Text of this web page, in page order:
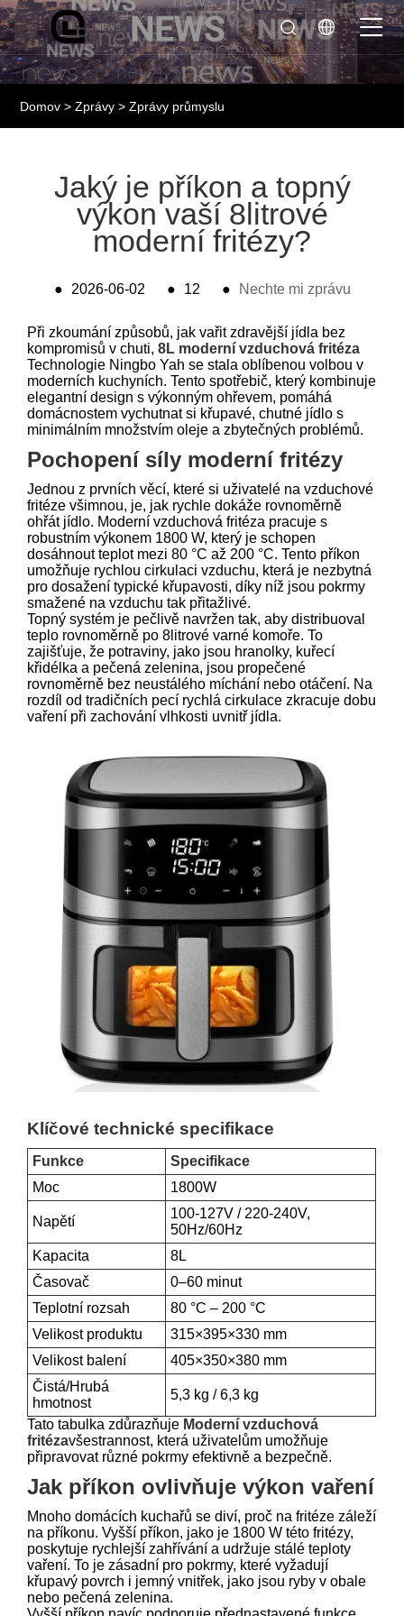
Domov > Zprávy >Zprávy průmyslu
Jaký je příkon a topný
výkon vaší 8litrové
moderní fritézy?
● 2026-06-02 ● 12 ● Nechte mi zprávu
Při zkoumání způsobů, jak vařit zdravější jídla bez
kompromisů v chuti, 8L moderní vzduchová fritéza
Technologie Ningbo Yah se stala oblíbenou volbou v
moderních kuchyních. Tento spotřebič, který kombinuje
elegantní design s výkonným ohřevem, pomáhá
domácnostem vychutnat si křupavé, chutné jídlo s
minimálním množstvím oleje a zbytečných problémů.
Pochopení síly moderní fritézy
Jednou z prvních věcí, které si uživatelé na vzduchové
fritéze všimnou, je, jak rychle dokáže rovnoměrně
ohřát jídlo. Moderní vzduchová fritéza pracuje s
robustním výkonem 1800 W, který je schopen
dosáhnout teplot mezi 80 °C až 200 °C. Tento příkon
umožňuje rychlou cirkulaci vzduchu, která je nezbytná
pro dosažení typické křupavosti, díky níž jsou pokrmy
smažené na vzduchu tak přitažlivé.
Topný systém je pečlivě navržen tak, aby distribuoval
teplo rovnoměrně po 8litrové varné komoře. To
zajišťuje, že potraviny, jako jsou hranolky, kuřecí
křidélka a pečená zelenina, jsou propečené
rovnoměrně bez neustálého míchání nebo otáčení. Na
rozdíl od tradičních pecí rychlá cirkulace zkracuje dobu
vaření při zachování vlhkosti uvnitř jídla.
Klíčové technické specifikace
Funkce
Specifikace
Moc
1800W
Napětí
100-127V / 220-240V,
50Hz/60Hz
Kapacita
8L
Časovač
0–60 minut
Teplotní rozsah
80 °C – 200 °C
Velikost produktu
315×395×330 mm
Velikost balení
405×350×380 mm
Čistá/Hrubá
hmotnost
5,3 kg / 6,3 kg
Tato tabulka zdůrazňuje Moderní vzduchová
fritézavšestrannost, která uživatelům umožňuje
připravovat různé pokrmy efektivně a bezpečně.
Jak příkon ovlivňuje výkon vaření
Mnoho domácích kuchařů se diví, proč na fritéze záleží
na příkonu. Vyšší příkon, jako je 1800 W této fritézy,
poskytuje rychlejší zahřívání a udržuje stálé teploty
vaření. To je zásadní pro pokrmy, které vyžadují
křupavý povrch i jemný vnitřek, jako jsou ryby v obale
nebo pečená zelenina.